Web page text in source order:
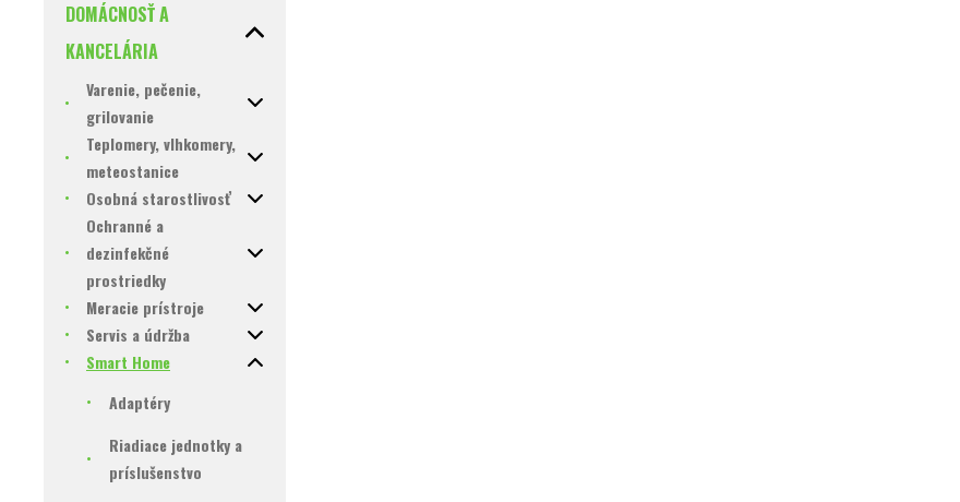
DOMÁCNOSŤ A
KANCELÁRIA
Varenie, pečenie,
grilovanie
Teplomery, vlhkomery,
meteostanice
Osobná starostlivosť
Ochranné a
dezinfekčné
prostriedky
Meracie prístroje
Servis a údržba
Smart Home
Adaptéry
Riadiace jednotky a
príslušenstvo